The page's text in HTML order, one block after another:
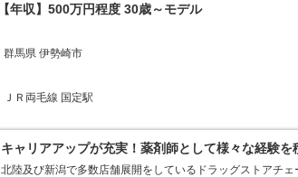
【年収】500万円程度 30歳～モデル
群馬県 伊勢崎市
ＪＲ両毛線 国定駅
キャリアアップが充実！薬剤師として様々な経験を
北陸及び新潟で多数店舗展開をしているドラッグストアチ